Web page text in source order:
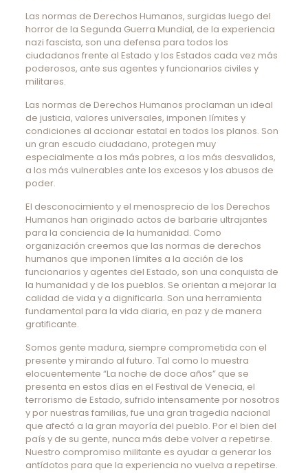
Las normas de Derechos Humanos, surgidas luego del
horror de la Segunda Guerra Mundial, de la experiencia
nazi fascista, son una defensa para todos los
ciudadanos frente al Estado y los Estados cada vez más
poderosos, ante sus agentes y funcionarios civiles y
militares.
Las normas de Derechos Humanos proclaman un ideal
de justicia, valores universales, imponen límites y
condiciones al accionar estatal en todos los planos. Son
un gran escudo ciudadano, protegen muy
especialmente a los más pobres, a los más desvalidos,
a los más vulnerables ante los excesos y los abusos de
poder.
El desconocimiento y el menosprecio de los Derechos
Humanos han originado actos de barbarie ultrajantes
para la conciencia de la humanidad. Como
organización creemos que las normas de derechos
humanos que imponen límites a la acción de los
funcionarios y agentes del Estado, son una conquista de
la humanidad y de los pueblos. Se orientan a mejorar la
calidad de vida y a dignificarla. Son una herramienta
fundamental para la vida diaria, en paz y de manera
gratificante.
Somos gente madura, siempre comprometida con el
presente y mirando al futuro. Tal como lo muestra
elocuentemente “La noche de doce años” que se
presenta en estos días en el Festival de Venecia, el
terrorismo de Estado, sufrido intensamente por nosotros
y por nuestras familias, fue una gran tragedia nacional
que afectó a la gran mayoría del pueblo. Por el bien del
país y de su gente, nunca más debe volver a repetirse.
Nuestro compromiso militante es ayudar a generar los
antídotos para que la experiencia no vuelva a repetirse.